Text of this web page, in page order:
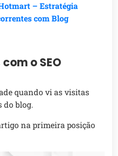
– Estratégia
com Blog
o SEO
quando vi as visitas
do blog.
na primeira posição